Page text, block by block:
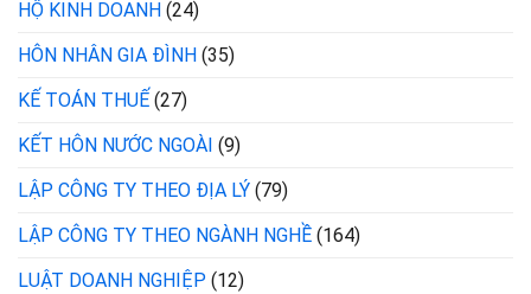
HỘ KINH DOANH (24)
HÔN NHÂN GIA ĐÌNH (35)
KẾ TOÁN THUẾ (27)
KẾT HÔN NƯỚC NGOÀI (9)
LẬP CÔNG TY THEO ĐỊA LÝ (79)
LẬP CÔNG TY THEO NGÀNH NGHỀ (164)
LUẬT DOANH NGHIỆP (12)